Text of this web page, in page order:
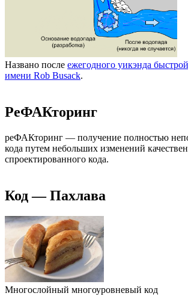
Названо после ежегодного уикэнда
имени Rob Busack.
РеФАКторинг
реФАКторинг — получение полностью
кода путем небольших изменений
спроектированного кода.
Код — Пахлава
Многослойный многоуровневый код